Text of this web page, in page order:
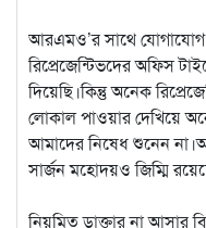
আরএমও’র সাথে যোগাযোগ
রিপ্রেজেন্টিভদের অফিস
দিয়েছি।কিন্তু অনেক
লোকাল পাওয়ার দেখিয়ে
আমাদের নিষেধ শুনেন
সার্জন মহোদয়ও জিম্মি
নিয়মিত ডাক্তার না আসার